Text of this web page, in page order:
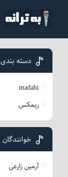
دسته بندی
madahi
ریمکس
خوانندگان
آرمین زارعی